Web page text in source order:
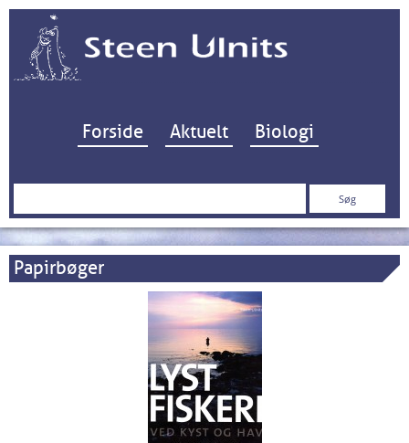
Hop til indhold
Forside Aktuelt Biologi
Søg
Papirbøger